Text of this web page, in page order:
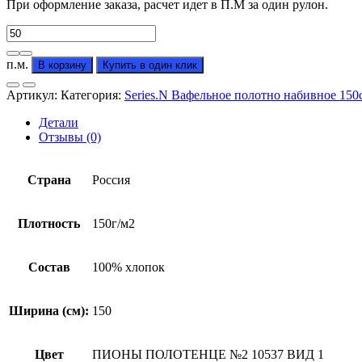
При оформление заказа, расчет идет в П.М за один рулон.
Количество
товара
Вафельное
полотно
"Пион"
(от
производителя)
п.м. В корзину Купить в один клик
Артикул: Категория: Series.N Вафельное полотно набивное
Детали
Отзывы (0)
Страна Россия
Плотность 150г/м2
Состав 100% хлопок
Ширина (см): 150
Цвет ПИОНЫ ПОЛОТЕНЦЕ №2 10537 ВИД 1